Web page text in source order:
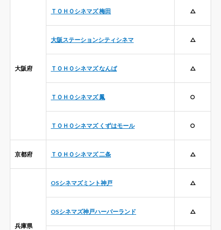
大阪府
ＴＯＨＯシネマズ 梅田 △
大阪ステーションシティシネマ △
ＴＯＨＯシネマズ なんば △
ＴＯＨＯシネマズ 鳳 ○
ＴＯＨＯシネマズ くずはモール ○
京都府 ＴＯＨＯシネマズ 二条 △
兵庫県
OSシネマズミント神戸 △
OSシネマズ神戸ハーバーランド △